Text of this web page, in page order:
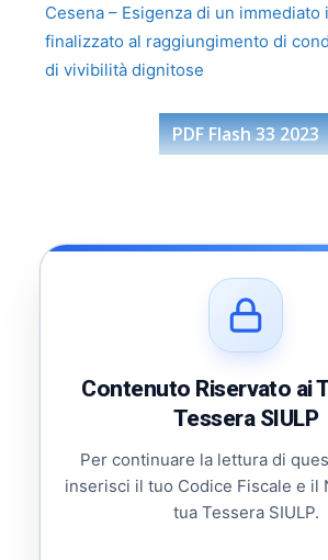
Cesena – Esigenza di un
finalizzato al raggiungimento di
di vivibilità dignitose
PDF Flash 33 2023
Contenuto Riservato ai
Tessera SIULP
Per continuare la lettura di
inserisci il tuo Codice Fiscale e il
tua Tessera SIULP.